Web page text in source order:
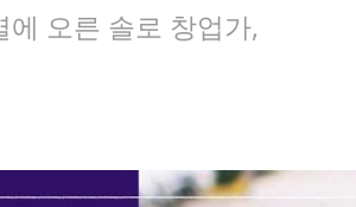
오른 솔로 창업가,